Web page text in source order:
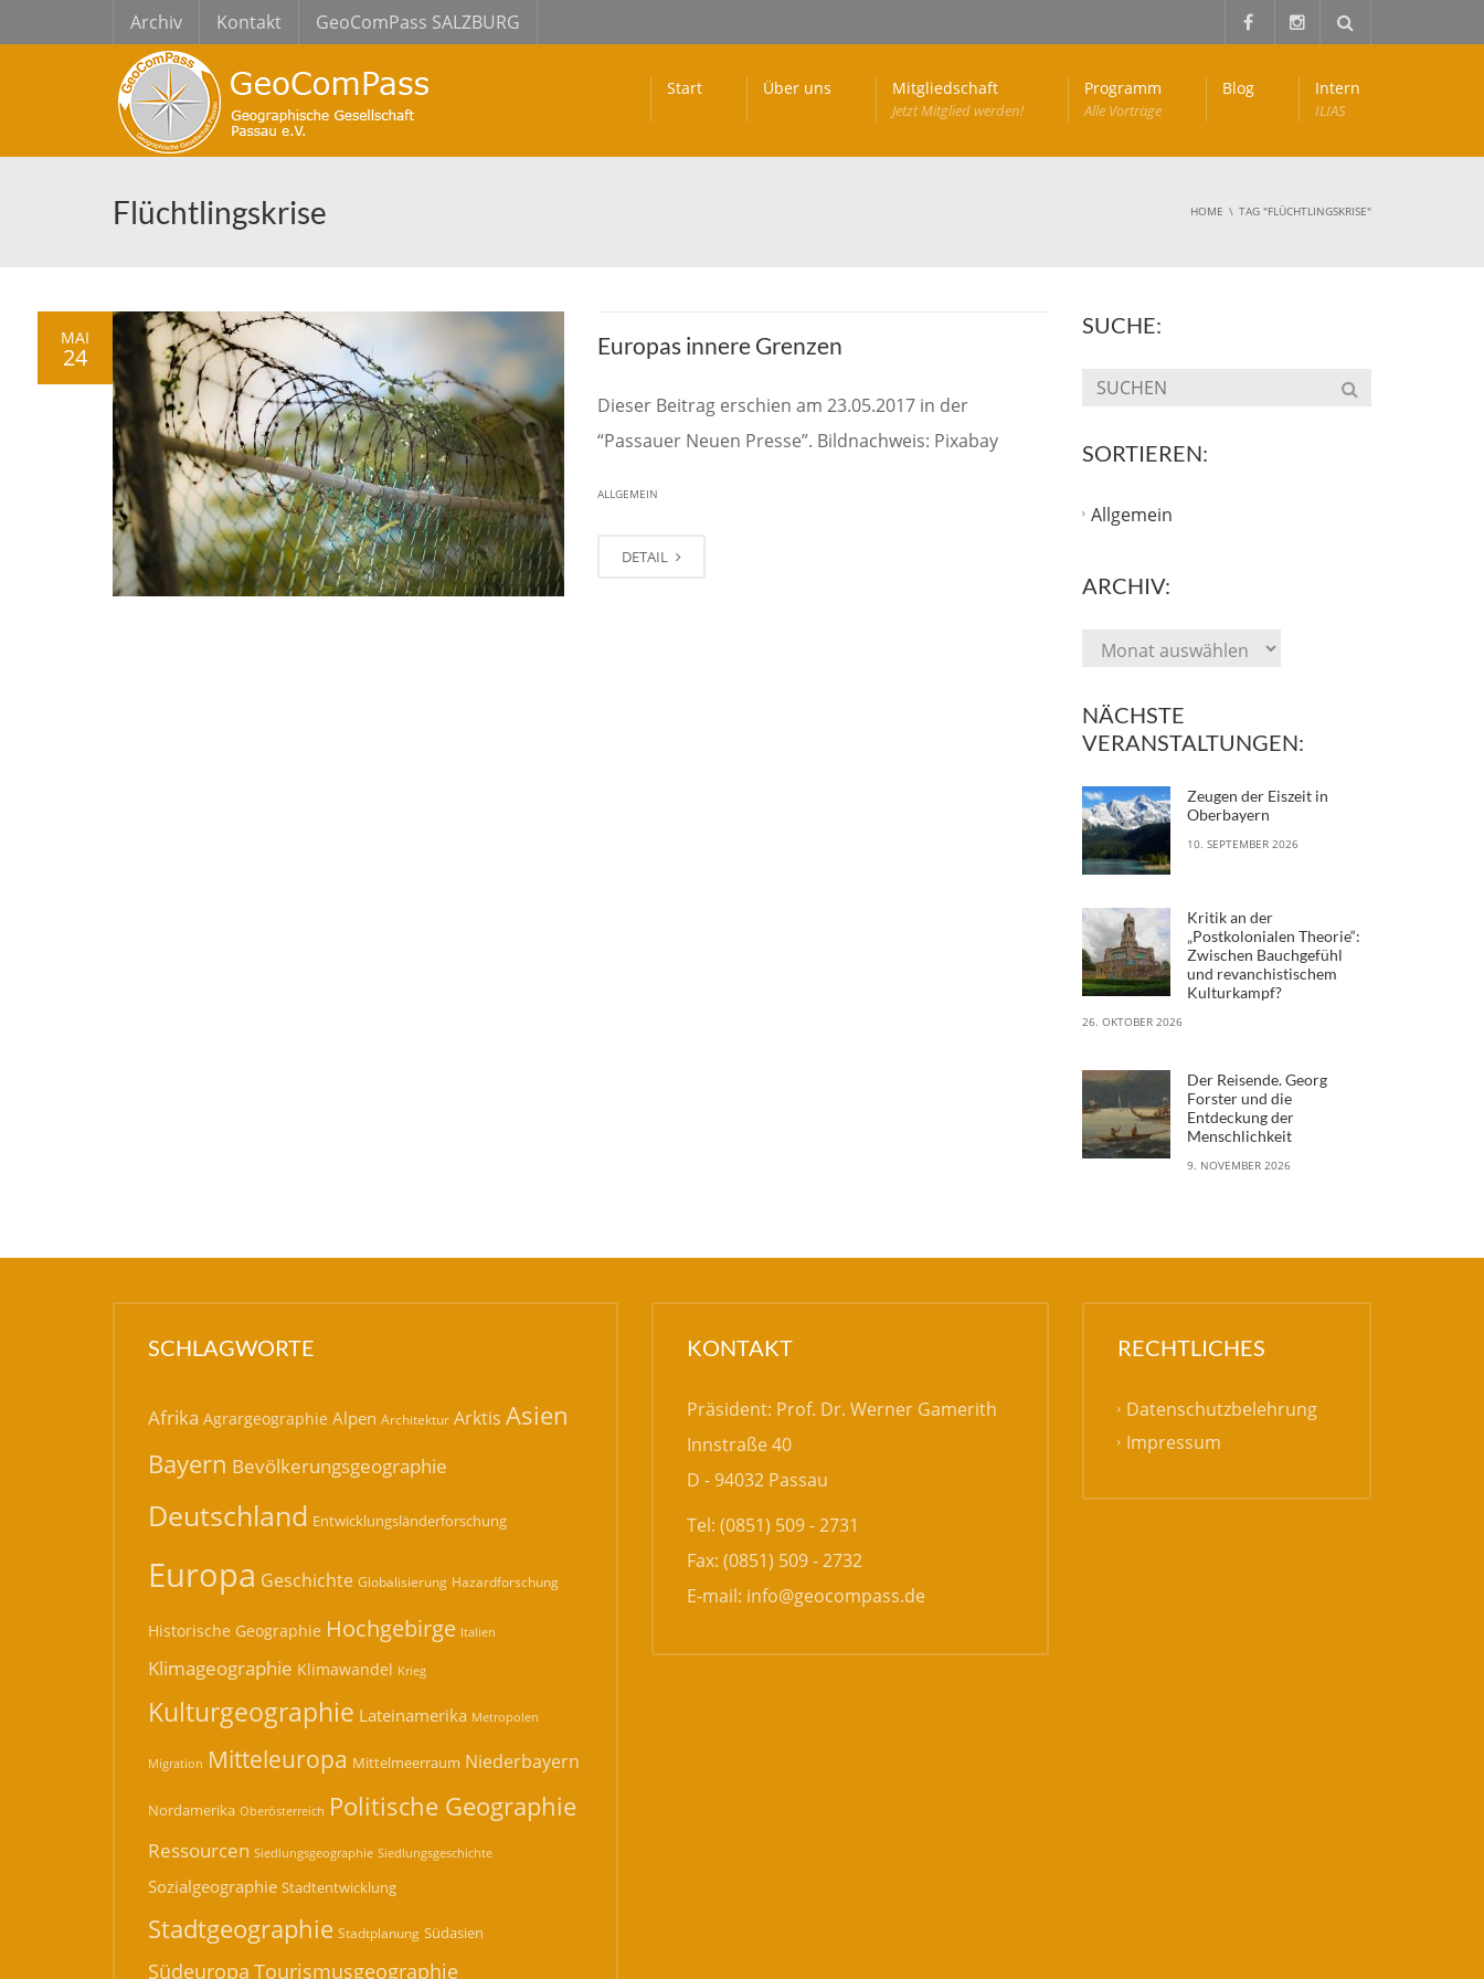
Archiv Kontakt GeoComPass SALZBURG
Start Über uns Mitgliedschaft
Jetzt Mitglied werden!
Programm
Alle Vorträge
Blog Intern
ILIAS
Flüchtlingskrise HOME TAG "FLÜCHTLINGSKRISE"
MAI
24 Europas innere Grenzen
Dieser Beitrag erschien am 23.05.2017 in der
“Passauer Neuen Presse”. Bildnachweis: Pixabay
ALLGEMEIN
DETAIL
SUCHE:
SORTIEREN:
Allgemein
ARCHIV:
NÄCHSTE
VERANSTALTUNGEN:
Zeugen der Eiszeit in
Oberbayern
10. SEPTEMBER 2026
Kritik an der
„Postkolonialen Theorie“:
Zwischen Bauchgefühl
und revanchistischem
Kulturkampf?
26. OKTOBER 2026
Der Reisende. Georg
Forster und die
Entdeckung der
Menschlichkeit
9. NOVEMBER 2026
SCHLAGWORTE
Afrika Agrargeographie Alpen Architektur Arktis Asien
Bayern Bevölkerungsgeographie
Deutschland Entwicklungsländerforschung
Europa Geschichte Globalisierung Hazardforschung
Historische Geographie Hochgebirge Italien
Klimageographie Klimawandel Krieg
Kulturgeographie Lateinamerika Metropolen
Migration Mitteleuropa Mittelmeerraum Niederbayern
Nordamerika Oberösterreich Politische Geographie
Ressourcen Siedlungsgeographie Siedlungsgeschichte
Sozialgeographie Stadtentwicklung
Stadtgeographie Stadtplanung Südasien
Südeuropa Tourismusgeographie
KONTAKT
Präsident: Prof. Dr. Werner Gamerith
Innstraße 40
D - 94032 Passau
Tel: (0851) 509 - 2731
Fax: (0851) 509 - 2732
E-mail: info@geocompass.de
RECHTLICHES
Datenschutzbelehrung
Impressum